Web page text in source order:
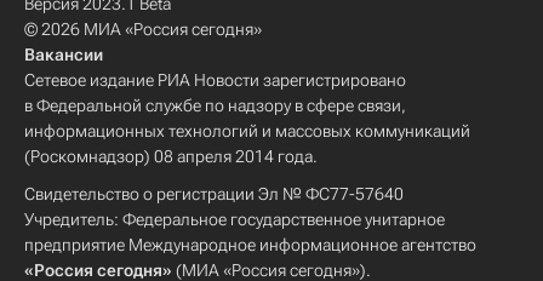
© 2026 МИА «Россия сегодня»
Вакансии
Сетевое издание РИА Новости зарегистрировано
в Федеральной службе по надзору в сфере связи,
информационных технологий и массовых коммуникаций
(Роскомнадзор) 08 апреля 2014 года.
Свидетельство о регистрации Эл № ФС77-57640
Учредитель: Федеральное государственное унитарное
предприятие Международное информационное агентство
«Россия сегодня» (МИА «Россия сегодня»).